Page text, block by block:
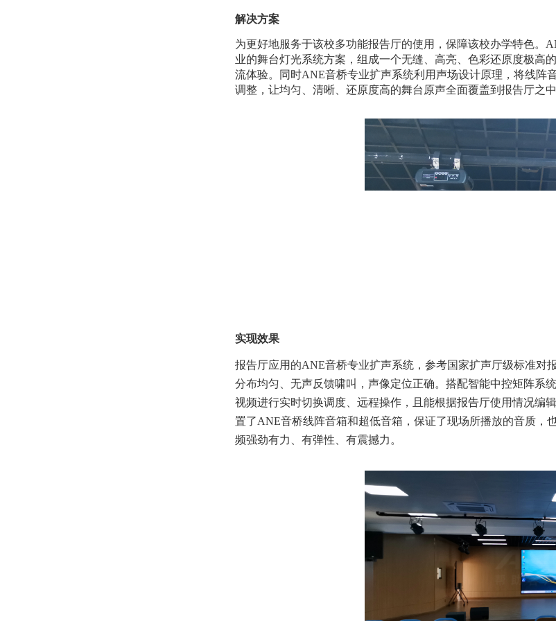
解决方案
为更好地服务于该校多功能报告厅的使用，保障该校办学特色。
业的舞台灯光系统方案，组成一个无缝、高亮、色彩还原度极高
流体验。同时ANE音桥专业扩声系统利用声场设计原理，将线阵
调整，让均匀、清晰、还原度高的舞台原声全面覆盖到报告厅之
实现效果
报告厅应用的ANE音桥专业扩声系统，参考国家扩声厅级标准对
分布均匀、无声反馈啸叫，声像定位正确。搭配智能中控矩阵系
视频进行实时切换调度、远程操作，且能根据报告厅使用情况编
置了ANE音桥线阵音箱和超低音箱，保证了现场所播放的音质，
频强劲有力、有弹性、有震撼力。